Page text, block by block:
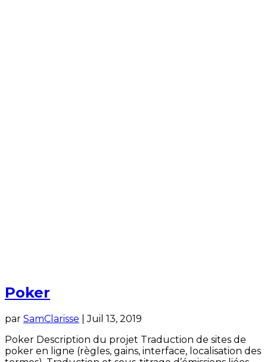
Poker
par SamClarisse |Juil 13, 2019
Poker Description du projet Traduction de sites de
poker en ligne (règles, gains, interface, localisation des